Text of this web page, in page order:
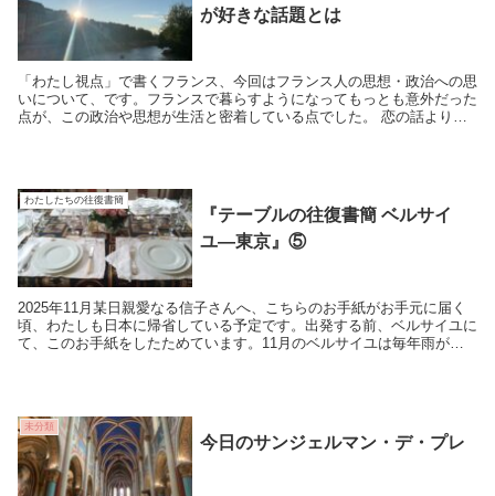
が好きな話題とは
「わたし視点」で書くフランス、今回はフランス人の思想・政治への思
いについて、です。フランスで暮らすようになってもっとも意外だった
点が、この政治や思想が生活と密着している点でした。 恋の話より
わたしたちの往復書簡
『テーブルの往復書簡 ベルサイ
ユ―東京』⑤
2025年11月某日親愛なる信子さんへ、こちらのお手紙がお手元に届く
頃、わたしも日本に帰省している予定です。出発する前、ベルサイユに
て、このお手紙をしたためています。11月のベルサイユは毎年雨が多
未分類
今日のサンジェルマン・デ・プレ